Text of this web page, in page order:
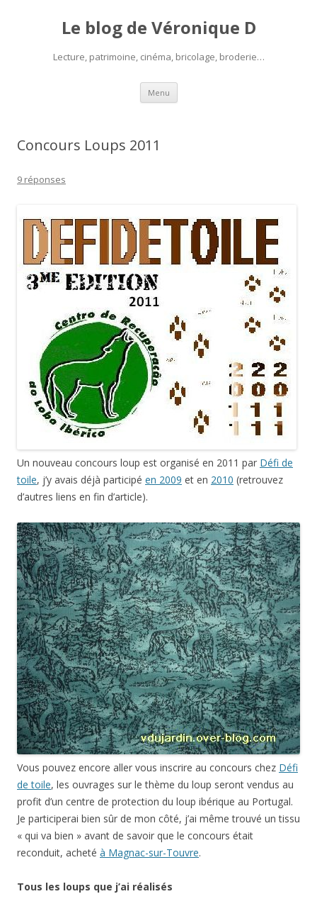
Le blog de Véronique D
Lecture, patrimoine, cinéma, bricolage, broderie…
Menu Aller
contenu
Concours Loups 2011
9 réponses
Un nouveau concours loup est organisé en 2011 par Défi de
toile, j’y avais déjà participé en 2009 et en 2010 (retrouvez
d’autres liens en fin d’article).
Vous pouvez encore aller vous inscrire au concours chez Défi
de toile, les ouvrages sur le thème du loup seront vendus au
profit d’un centre de protection du loup ibérique au Portugal.
Je participerai bien sûr de mon côté, j’ai même trouvé un tissu
« qui va bien » avant de savoir que le concours était
reconduit, acheté à Magnac-sur-Touvre.
Tous les loups que j’ai réalisés